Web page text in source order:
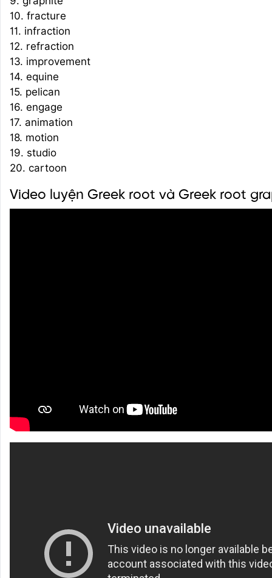
10. fracture
11. infraction
12. refraction
13. improvement
14. equine
15. pelican
16. engage
17. animation
18. motion
19. studio
20. cartoon
Video luyện Greek root và Greek root